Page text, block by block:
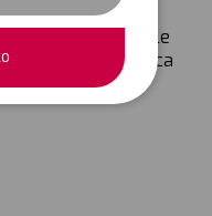
projektu neustále
sa naša spolupráca